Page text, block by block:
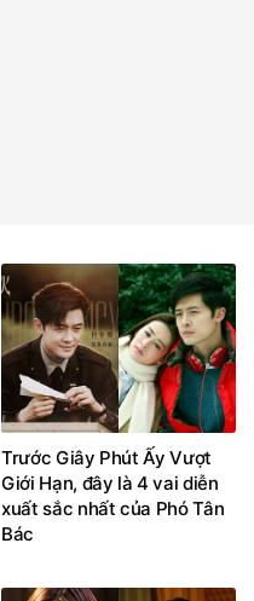
Trước Giây Phút Ấy Vượt
Giới Hạn, đây là 4 vai diễn
xuất sắc nhất của Phó Tân
Bác